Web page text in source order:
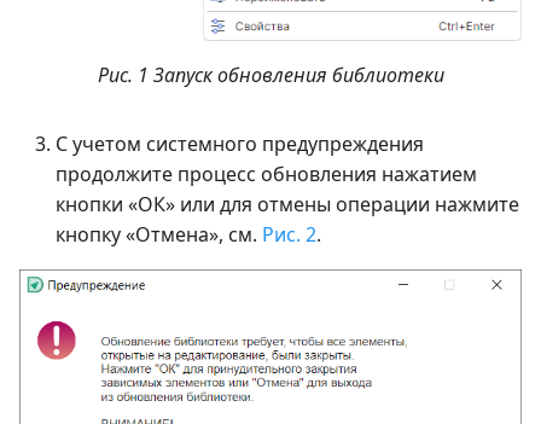
Рис. 1 Запуск обновления библиотеки
С учетом системного предупреждения
продолжите процесс обновления нажатием
кнопки «ОК» или для отмены операции нажмите
кнопку «Отмена», см. Рис. 2.